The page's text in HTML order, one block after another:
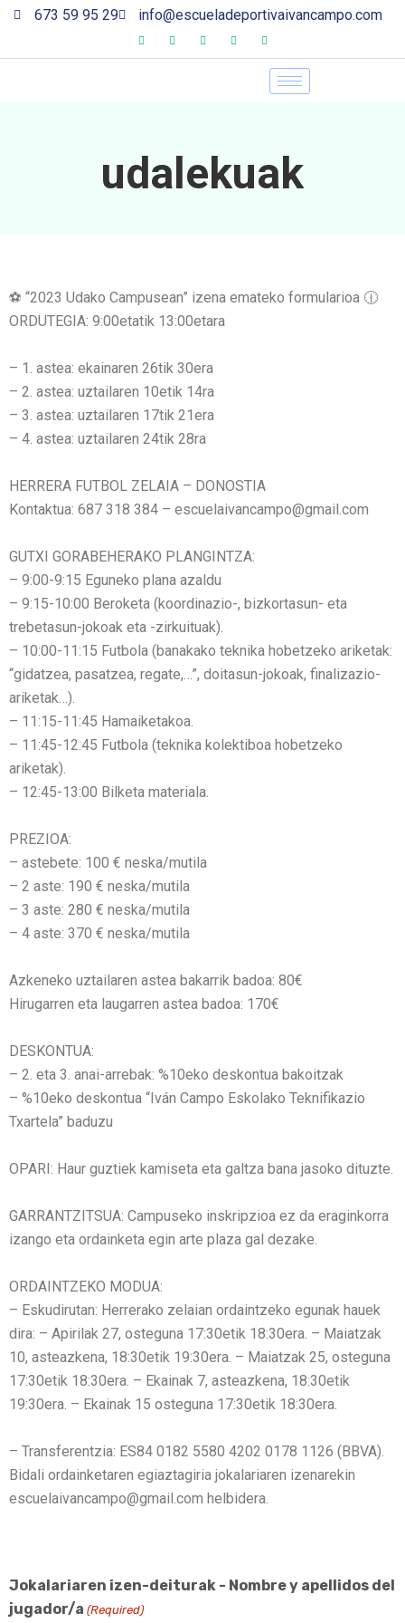
673 59 95 29 info@escueladeportivaivancampo.com
udalekuak
⚽️ “2023 Udako Campusean” izena emateko formularioa 🕧
ORDUTEGIA: 9:00etatik 13:00etara
– 1. astea: ekainaren 26tik 30era
– 2. astea: uztailaren 10etik 14ra
– 3. astea: uztailaren 17tik 21era
– 4. astea: uztailaren 24tik 28ra
HERRERA FUTBOL ZELAIA – DONOSTIA
Kontaktua: 687 318 384 – escuelaivancampo@gmail.com
GUTXI GORABEHERAKO PLANGINTZA:
– 9:00-9:15 Eguneko plana azaldu
– 9:15-10:00 Beroketa (koordinazio-, bizkortasun- eta
trebetasun-jokoak eta -zirkuituak).
– 10:00-11:15 Futbola (banakako teknika hobetzeko ariketak:
“gidatzea, pasatzea, regate,…”, doitasun-jokoak, finalizazio-
ariketak…).
– 11:15-11:45 Hamaiketakoa.
– 11:45-12:45 Futbola (teknika kolektiboa hobetzeko
ariketak).
– 12:45-13:00 Bilketa materiala.
PREZIOA:
– astebete: 100 € neska/mutila
– 2 aste: 190 € neska/mutila
– 3 aste: 280 € neska/mutila
– 4 aste: 370 € neska/mutila
Azkeneko uztailaren astea bakarrik badoa: 80€
Hirugarren eta laugarren astea badoa: 170€
DESKONTUA:
– 2. eta 3. anai-arrebak: %10eko deskontua bakoitzak
– %10eko deskontua “Iván Campo Eskolako Teknifikazio
Txartela” baduzu
OPARI: Haur guztiek kamiseta eta galtza bana jasoko dituzte.
GARRANTZITSUA: Campuseko inskripzioa ez da eraginkorra
izango eta ordainketa egin arte plaza gal dezake.
ORDAINTZEKO MODUA:
– Eskudirutan: Herrerako zelaian ordaintzeko egunak hauek
dira: – Apirilak 27, osteguna 17:30etik 18:30era. – Maiatzak
10, asteazkena, 18:30etik 19:30era. – Maiatzak 25, osteguna
17:30etik 18:30era. – Ekainak 7, asteazkena, 18:30etik
19:30era. – Ekainak 15 osteguna 17:30etik 18:30era.
– Transferentzia: ES84 0182 5580 4202 0178 1126 (BBVA).
Bidali ordainketaren egiaztagiria jokalariaren izenarekin
escuelaivancampo@gmail.com helbidera.
Jokalariaren izen-deiturak - Nombre y apellidos del
jugador/a (Required)